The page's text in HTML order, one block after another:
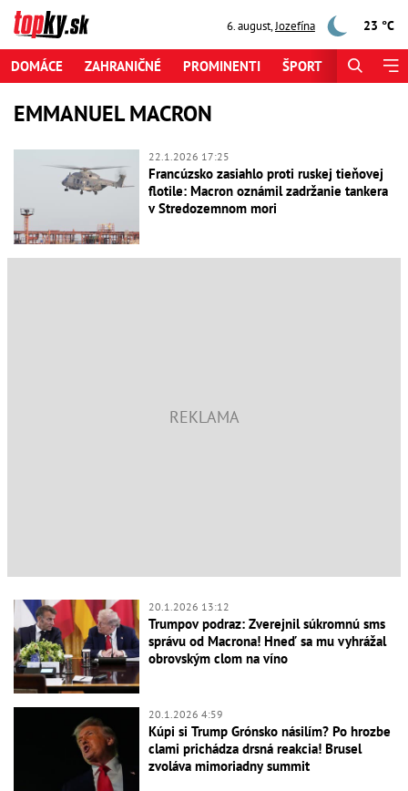
6. august,Jozefína 23 °C
DOMÁCE ZAHRANIČNÉ PROMINENTI ŠPORT
EMMANUEL MACRON
22.1.2026 17:25
Francúzsko zasiahlo proti ruskej tieňovej
flotile: Macron oznámil zadržanie tankera
v Stredozemnom mori
20.1.2026 13:12
Trumpov podraz: Zverejnil súkromnú sms
správu od Macrona! Hneď sa mu vyhrážal
obrovským clom na víno
20.1.2026 4:59
Kúpi si Trump Grónsko násilím? Po hrozbe
clami prichádza drsná reakcia! Brusel
zvoláva mimoriadny summit